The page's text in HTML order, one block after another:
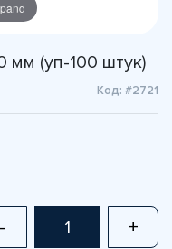
мм (уп-100 штук)
Код: #2721
- +